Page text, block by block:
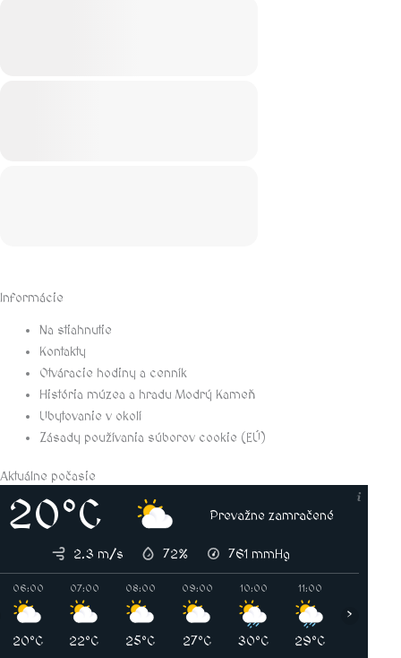
Informácie
Na stiahnutie
Kontakty
Otváracie hodiny a cenník
História múzea a hradu Modrý Kameň
Ubytovanie v okolí
Zásady používania súborov cookie (EÚ)
Aktuálne počasie
20°C Prevažne zamračené
2.3 m/s 72% 761mmHg
06:00
20°C
07:00
22°C
08:00
25°C
09:00
27°C
10:00
30°C
11:00
29°C
›